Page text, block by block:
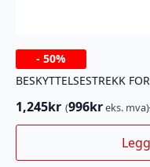
- 50%
BESKYTTELSESTREKK
Opprinnelig
pris
2,490kr.
1,245kr
Nåværende
pris
1,245kr.
(996kreks. mva)